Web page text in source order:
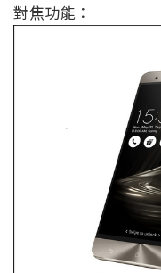
對焦功能：